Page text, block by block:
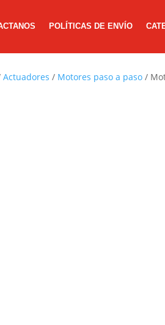
POLÍTICAS DE ENVÍO
Actuadores / Motores paso a paso /